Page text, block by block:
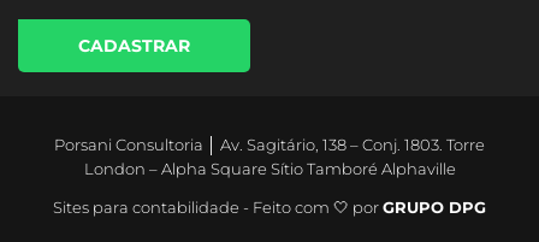
CADASTRAR
Porsani Consultoria │ Av. Sagitário, 138 – Conj. 1803. Torre
London – Alpha Square Sítio Tamboré Alphaville
Sites para contabilidade - Feito com 🤍 porGRUPO DPG